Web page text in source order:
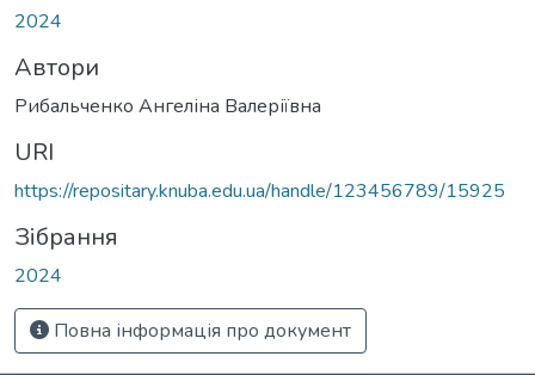
2024
Автори
Рибальченко Ангеліна Валеріївна
URI
https://repositary.knuba.edu.ua/handle/123456789/15925
Зібрання
2024
Повна інформація про документ